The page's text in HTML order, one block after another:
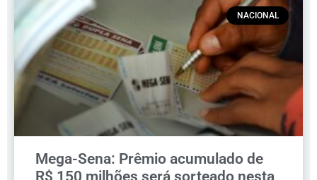
NACIONAL
Mega-Sena: Prêmio acumulado de
R$ 150 milhões será sorteado nesta